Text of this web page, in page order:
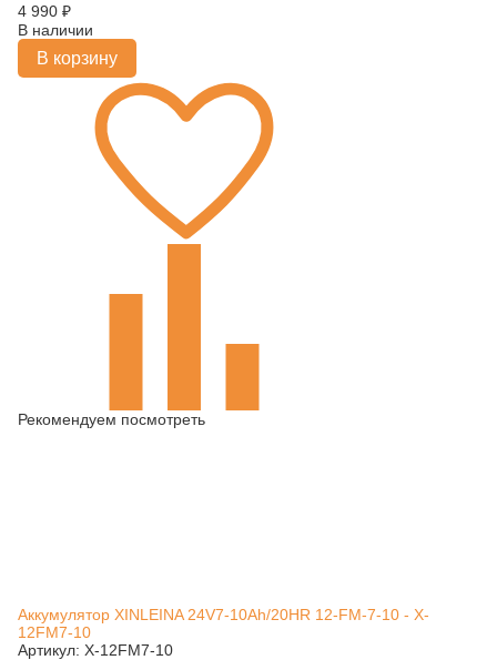
4 990 ₽
В наличии
В корзину
Рекомендуем посмотреть
Аккумулятор XINLEINA 24V7-10Ah/20HR 12-FM-7-10 - X-
12FM7-10
Артикул: X-12FM7-10